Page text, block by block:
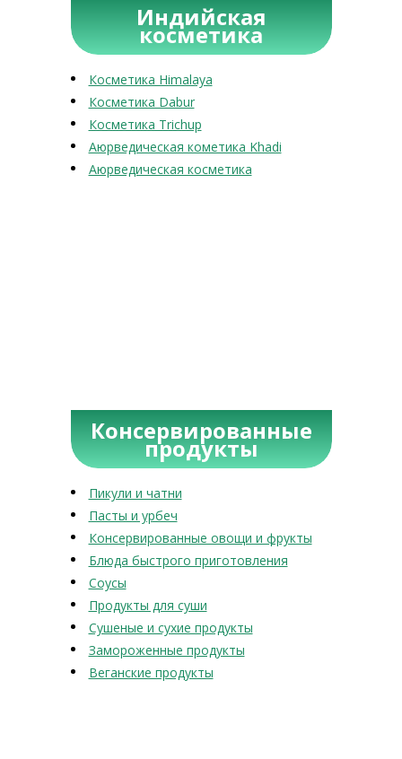
Индийская
косметика
Косметика Himalaya
Косметика Dabur
Косметика Trichup
Аюрведическая кометика Khadi
Аюрведическая косметика
Консервированные
продукты
Пикули и чатни
Пасты и урбеч
Консервированные овощи и фрукты
Блюда быстрого приготовления
Соусы
Продукты для суши
Сушеные и сухие продукты
Замороженные продукты
Веганские продукты